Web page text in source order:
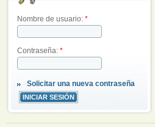
Nombre de usuario: *
Contraseña: *
Solicitar una nueva contraseña